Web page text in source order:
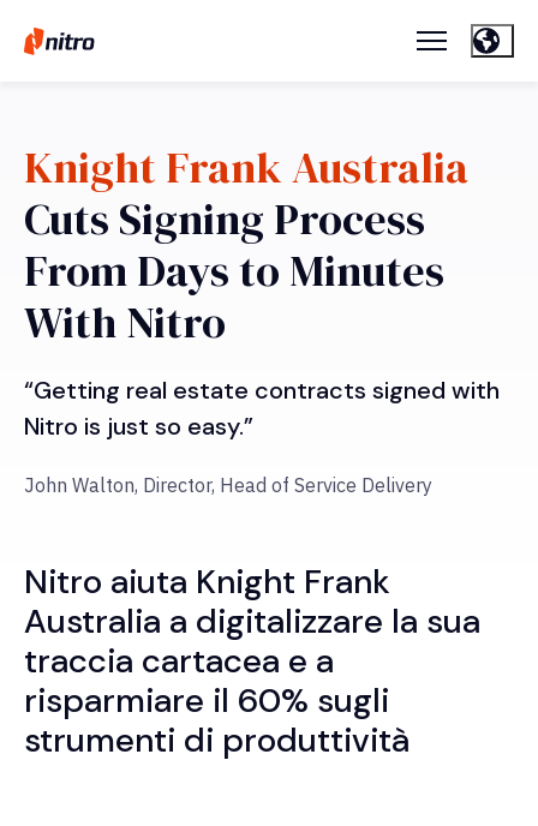
Knight Frank Australia
Cuts Signing Process
From Days to Minutes
With Nitro
“Getting real estate contracts signed with
Nitro is just so easy.”
John Walton, Director, Head of Service Delivery
Nitro aiuta Knight Frank
Australia a digitalizzare la sua
traccia cartacea e a
risparmiare il 60% sugli
strumenti di produttività